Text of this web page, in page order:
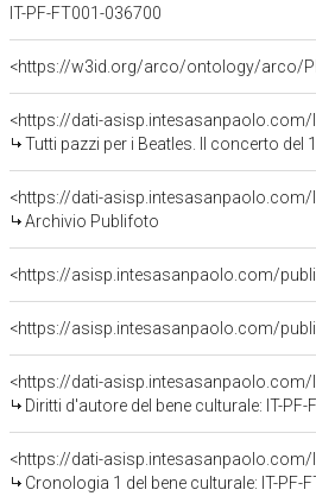
IT-PF-FT001-036700
<https://w3id.org/arco/ontology/arco/
<https://dati-
Tutti pazzi per i Beatles. Il concerto
<https://dati-
Archivio Publifoto
<https://asisp.intesasanpaolo.com/
<https://dati-
Diritti d'autore del bene culturale: IT-
<https://dati-
Cronologia 1 del bene culturale: IT-PF-